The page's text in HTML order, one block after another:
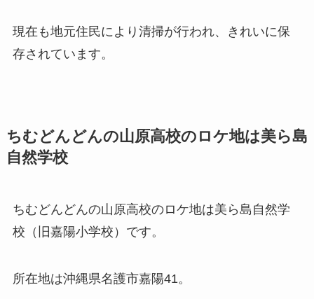
現在も地元住民により清掃が行われ、きれいに保
存されています。
ちむどんどんの山原高校のロケ地は美ら島
自然学校
ちむどんどんの山原高校のロケ地は美ら島自然学
校（旧嘉陽小学校）です。
所在地は沖縄県名護市嘉陽41。